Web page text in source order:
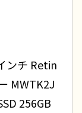
ンチ Retin
MWTK2J
256GB